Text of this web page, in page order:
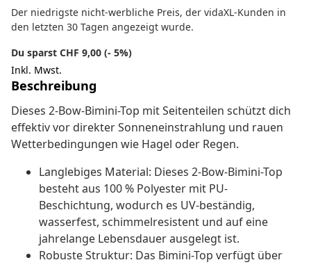
Der niedrigste nicht-werbliche Preis, der vidaXL-Kunden in
den letzten 30 Tagen angezeigt wurde.
Du sparst CHF 9,00 (- 5%)
Inkl. Mwst.
Beschreibung
Dieses 2-Bow-Bimini-Top mit Seitenteilen schützt dich
effektiv vor direkter Sonneneinstrahlung und rauen
Wetterbedingungen wie Hagel oder Regen.
Langlebiges Material: Dieses 2-Bow-Bimini-Top
besteht aus 100 % Polyester mit PU-
Beschichtung, wodurch es UV-beständig,
wasserfest, schimmelresistent und auf eine
jahrelange Lebensdauer ausgelegt ist.
Robuste Struktur: Das Bimini-Top verfügt über